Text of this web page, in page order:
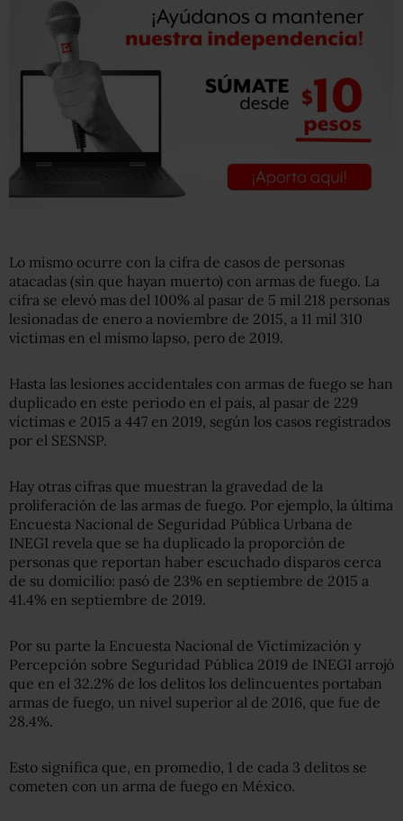
Lo mismo ocurre con la cifra de casos de personas
atacadas (sin que hayan muerto) con armas de fuego. La
cifra se elevó mas del 100% al pasar de 5 mil 218 personas
lesionadas de enero a noviembre de 2015, a 11 mil 310
víctimas en el mismo lapso, pero de 2019.
Hasta las lesiones accidentales con armas de fuego se han
duplicado en este periodo en el país, al pasar de 229
víctimas e 2015 a 447 en 2019, según los casos registrados
por el SESNSP.
Hay otras cifras que muestran la gravedad de la
proliferación de las armas de fuego. Por ejemplo, la última
Encuesta Nacional de Seguridad Pública Urbana de
INEGI revela que se ha duplicado la proporción de
personas que reportan haber escuchado disparos cerca
de su domicilio: pasó de 23% en septiembre de 2015 a
41.4% en septiembre de 2019.
Por su parte la Encuesta Nacional de Victimización y
Percepción sobre Seguridad Pública 2019 de INEGI arrojó
que en el 32.2% de los delitos los delincuentes portaban
armas de fuego, un nivel superior al de 2016, que fue de
28.4%.
Esto significa que, en promedio, 1 de cada 3 delitos se
cometen con un arma de fuego en México.